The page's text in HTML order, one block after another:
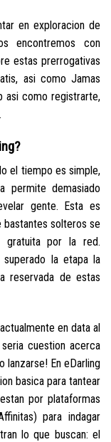
en exploracion de
encontremos con
estas prerrogativas
asi­ como Jamas
asi­ como registrarte,
el tiempo es simple,
permite demasiado
gente. Esta es
solteros se
gratuita por la red.
la etapa la
reservada de estas
en data al
cuestion acerca
lanzarse! En eDarling
basica para tantear
por plataformas
para indagar
lo que buscan: el